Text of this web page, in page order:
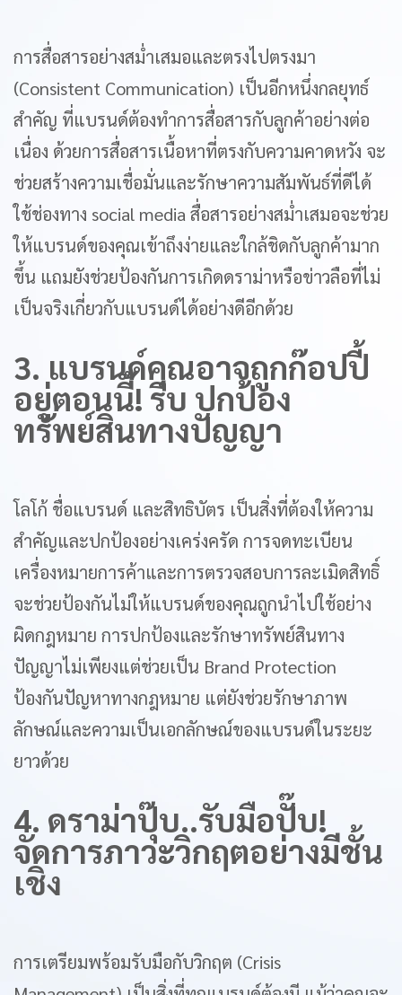
การสื่อสารอย่างสม่ำเสมอและตรงไปตรงมา
(Consistent Communication) เป็นอีกหนึ่งกลยุทธ์
สำคัญ ที่แบรนด์ต้องทำการสื่อสารกับลูกค้าอย่างต่อ
เนื่อง ด้วยการสื่อสารเนื้อหาที่ตรงกับความคาดหวัง จะ
ช่วยสร้างความเชื่อมั่นและรักษาความสัมพันธ์ที่ดีได้
ใช้ช่องทาง social media สื่อสารอย่างสม่ำเสมอจะช่วย
ให้แบรนด์ของคุณเข้าถึงง่ายและใกล้ชิดกับลูกค้ามาก
ขึ้น แถมยังช่วยป้องกันการเกิดดราม่าหรือข่าวลือที่ไม่
เป็นจริงเกี่ยวกับแบรนด์ได้อย่างดีอีกด้วย
3. แบรนด์คุณอาจถูกก๊อปปี้
อยู่ตอนนี้! รีบ ปกป้อง
ทรัพย์สินทางปัญญา
โลโก้ ชื่อแบรนด์ และสิทธิบัตร เป็นสิ่งที่ต้องให้ความ
สำคัญและปกป้องอย่างเคร่งครัด การจดทะเบียน
เครื่องหมายการค้าและการตรวจสอบการละเมิดสิทธิ์
จะช่วยป้องกันไม่ให้แบรนด์ของคุณถูกนำไปใช้อย่าง
ผิดกฎหมาย การปกป้องและรักษาทรัพย์สินทาง
ปัญญาไม่เพียงแต่ช่วยเป็น Brand Protection
ป้องกันปัญหาทางกฎหมาย แต่ยังช่วยรักษาภาพ
ลักษณ์และความเป็นเอกลักษณ์ของแบรนด์ในระยะ
ยาวด้วย
4. ดราม่าปุ๊บ..รับมือปั๊บ!
จัดการภาวะวิกฤตอย่างมีชั้น
เชิง
การเตรียมพร้อมรับมือกับวิกฤต (Crisis